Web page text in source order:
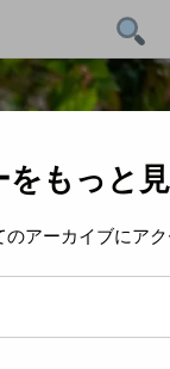
をもっと
アーカイブにア